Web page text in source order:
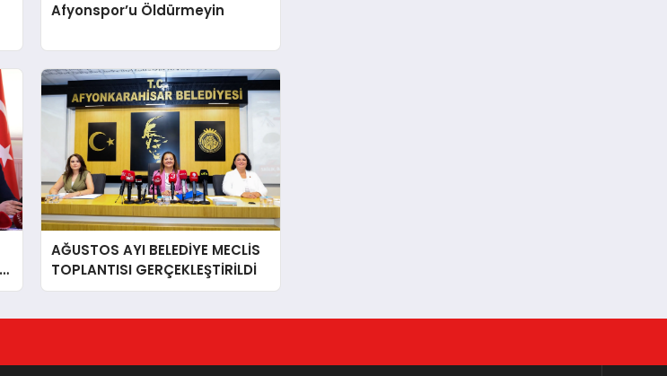
Afyonspor’u Öldürmeyin
AĞUSTOS AYI BELEDİYE MECLİS
TOPLANTISI GERÇEKLEŞTİRİLDİ